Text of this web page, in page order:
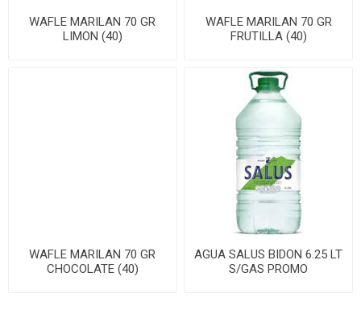
WAFLE MARILAN 70 GR
LIMON (40)
WAFLE MARILAN 70 GR
FRUTILLA (40)
WAFLE MARILAN 70 GR
CHOCOLATE (40)
AGUA SALUS BIDON 6.25 LT
S/GAS PROMO